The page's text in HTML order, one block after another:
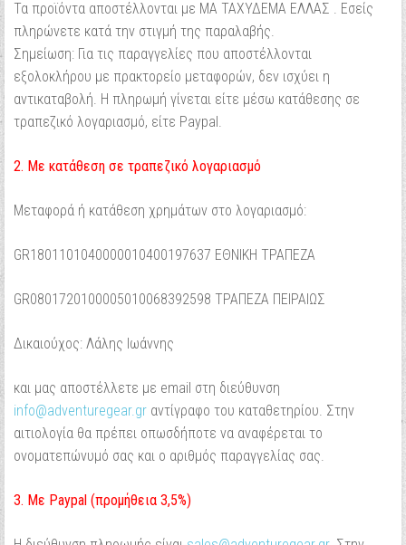
Τα προϊόντα αποστέλλονται με ΜΑ ΤΑΧΥΔΕΜΑ ΕΛΛΑΣ . Εσείς
πληρώνετε κατά την στιγμή της παραλαβής.
Σημείωση: Για τις παραγγελίες που αποστέλλονται
εξολοκλήρου με πρακτορείο μεταφορών, δεν ισχύει η
αντικαταβολή. Η πληρωμή γίνεται είτε μέσω κατάθεσης σε
τραπεζικό λογαριασμό, είτε Paypal.
2. Με κατάθεση σε τραπεζικό λογαριασμό
Μεταφορά ή κατάθεση χρημάτων στο λογαριασμό:
GR1801101040000010400197637 ΕΘΝΙΚΗ ΤΡΑΠΕΖΑ
GR0801720100005010068392598 ΤΡΑΠΕΖΑ ΠΕΙΡΑΙΩΣ
Δικαιούχος: Λάλης Ιωάννης
και μας αποστέλλετε με email στη διεύθυνση
info@adventuregear.gr αντίγραφο του καταθετηρίου. Στην
αιτιολογία θα πρέπει οπωσδήποτε να αναφέρεται το
ονοματεπώνυμό σας και ο αριθμός παραγγελίας σας.
3. Με Paypal (προμήθεια 3,5%)
Ξεχάσατε τον κωδικό σας;
Ξεχάσατε το όνομα χρήστη;